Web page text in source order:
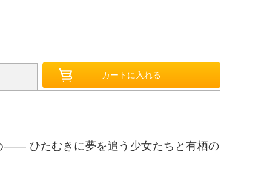
―― ひたむきに夢を追う少女たちと有栖の